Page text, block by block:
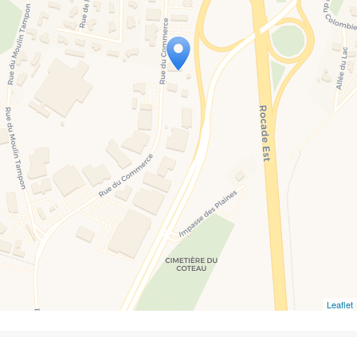
Travelers' Map is loading...
If you see this after your page is loaded
completely, leafletJS files are missing.
Leaflet